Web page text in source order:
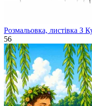
Розмальовка, листівка З
56